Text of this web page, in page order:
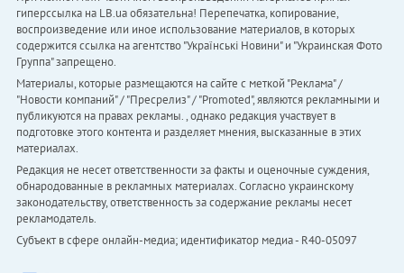
гиперссылка на LB.ua обязательна! Перепечатка, копирование,
воспроизведение или иное использование материалов, в которых
содержится ссылка на агентство "Українськi Новини" и "Украинская Фото
Группа" запрещено.
Материалы, которые размещаются на сайте с меткой "Реклама" /
"Новости компаний" / "Пресрелиз" / "Promoted", являются рекламными и
публикуются на правах рекламы. , однако редакция участвует в
подготовке этого контента и разделяет мнения, высказанные в этих
материалах.
Редакция не несет ответственности за факты и оценочные суждения,
обнародованные в рекламных материалах. Согласно украинскому
законодательству, ответственность за содержание рекламы несет
рекламодатель.
Субъект в сфере онлайн-медиа; идентификатор медиа - R40-05097